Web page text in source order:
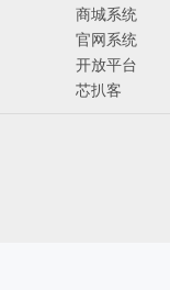
商城系统
官网系统
开放平台
芯扒客